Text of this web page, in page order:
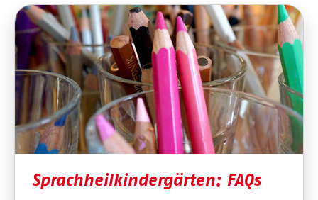
Sprachheilkindergärten: FAQs